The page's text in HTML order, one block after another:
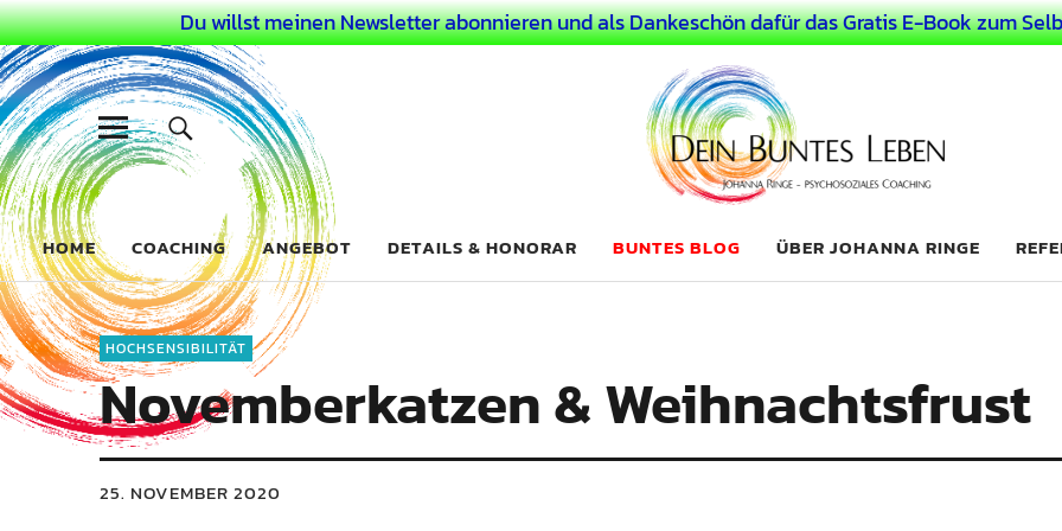
Du willst meinen Newsletter abonnieren und als Dankeschön dafür das Gratis E-Book zum
Dein Buntes Leben
COACHING FÜR DEIN BUNTES LEBEN ALS AUSSERGEWÖHNLICHER MENSCH
HOME COACHING ANGEBOT DETAILS & HONORAR BUNTES BLOG ÜBER JOHANNA RINGE
HOCHSENSIBILITÄT
Novemberkatzen & Weihnachtsfrust
25. NOVEMBER 2020